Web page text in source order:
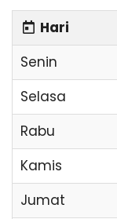
Hari
Senin
Selasa
Rabu
Kamis
Jumat